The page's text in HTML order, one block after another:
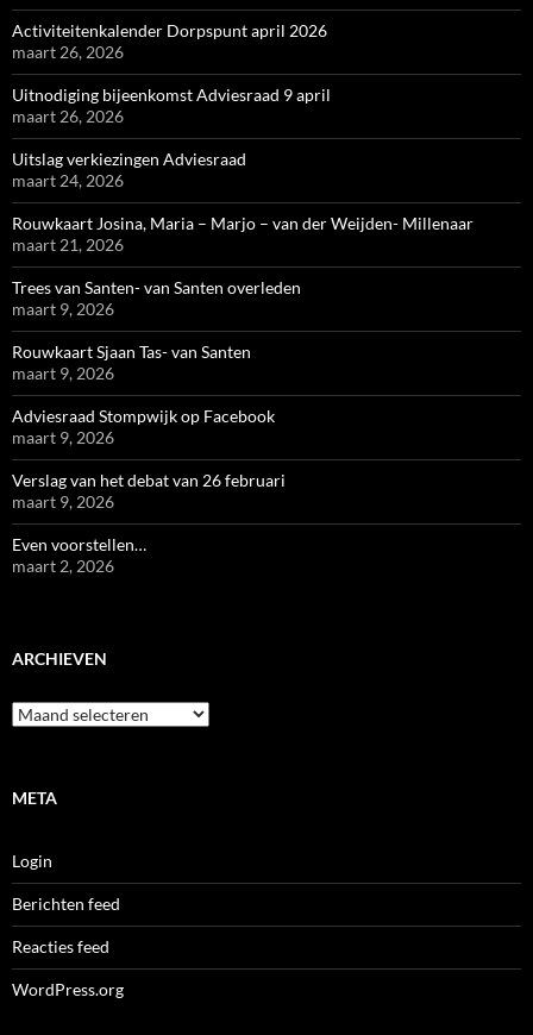
Activiteitenkalender Dorpspunt april 2026
maart 26, 2026
Uitnodiging bijeenkomst Adviesraad 9 april
maart 26, 2026
Uitslag verkiezingen Adviesraad
maart 24, 2026
Rouwkaart Josina, Maria – Marjo – van der Weijden- Millenaar
maart 21, 2026
Trees van Santen- van Santen overleden
maart 9, 2026
Rouwkaart Sjaan Tas- van Santen
maart 9, 2026
Adviesraad Stompwijk op Facebook
maart 9, 2026
Verslag van het debat van 26 februari
maart 9, 2026
Even voorstellen…
maart 2, 2026
ARCHIEVEN
Archieven
META
Login
Berichten feed
Reacties feed
WordPress.org